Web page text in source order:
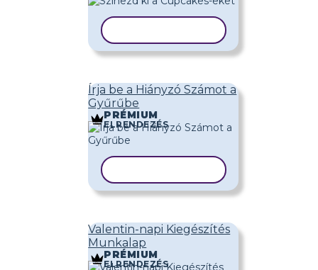
Írja be a Hiányzó Számot a
Gyűrűbe
PRÉMIUM
ELRENDEZÉS
Valentin-napi Kiegészítés
Munkalap
PRÉMIUM
ELRENDEZÉS